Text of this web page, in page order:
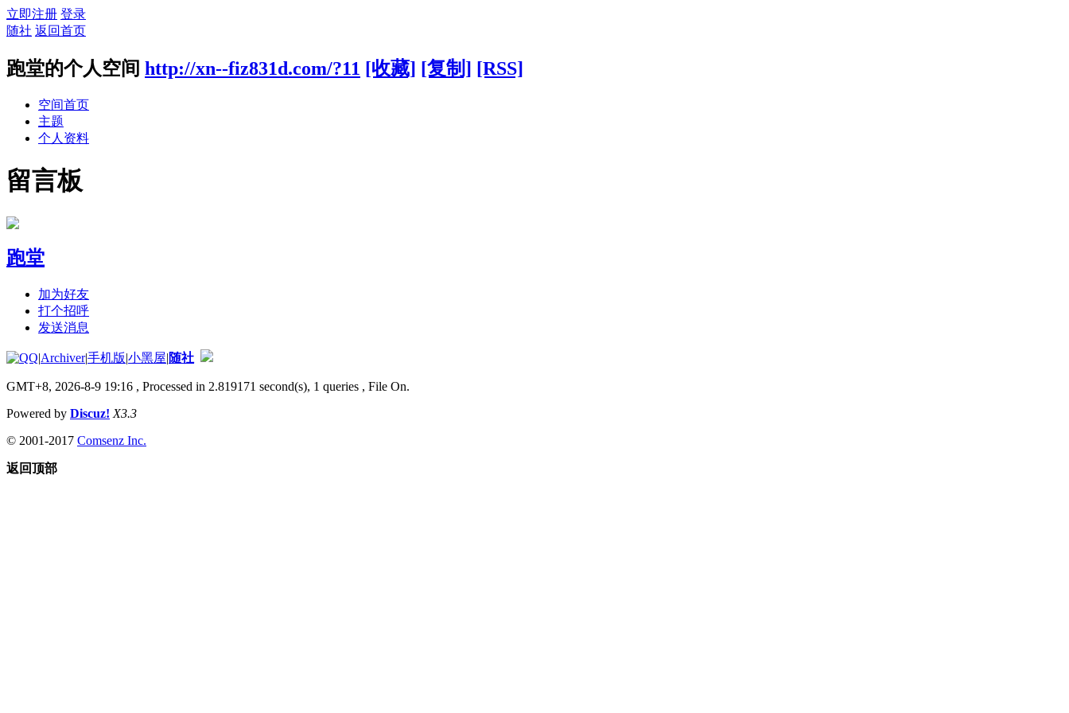
立即注册 登录
随社 返回首页
跑堂的个人空间 http://xn--fiz831d.com/?11 [收藏] [复制] [RSS]
空间首页
主题
个人资料
留言板
跑堂
加为好友
打个招呼
发送消息
|Archiver|手机版|小黑屋|随社
GMT+8, 2026-8-9 19:16 , Processed in 2.819171 second(s), 1 queries , File On.
Powered by Discuz! X3.3
© 2001-2017 Comsenz Inc.
返回顶部